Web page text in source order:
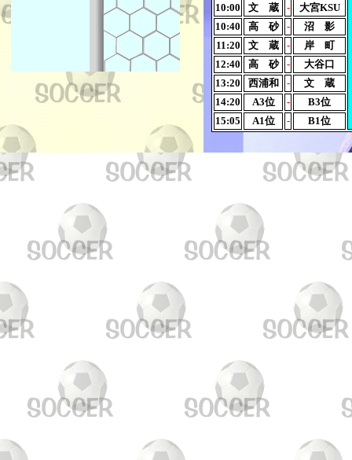
10:00
文 蔵 -
大宮KSU
10:40
高 砂 -
沼 影
11:20
文 蔵 -
岸 町
12:40
高 砂 -
大谷口
13:20
西浦和 -
文 蔵
14:20
A3位 -
B3位
15:05
A1位 - B1位